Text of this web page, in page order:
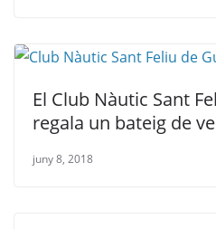
El Club Nàutic Sant
regala un bateig de
juny 8, 2018